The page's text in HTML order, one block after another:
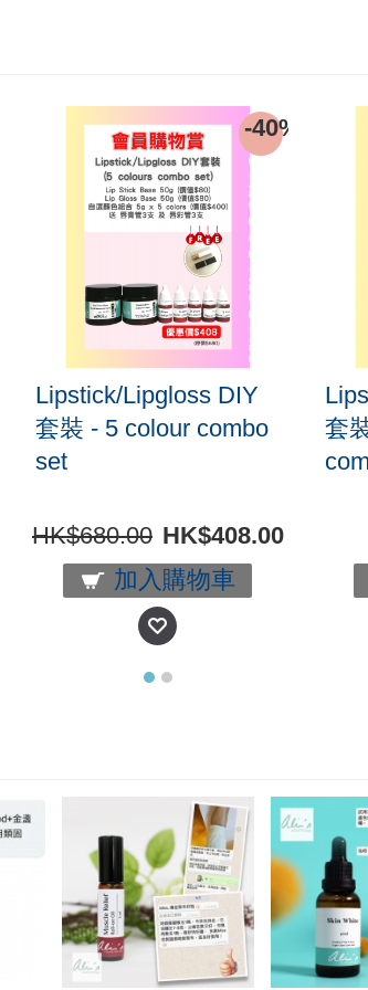
-40%
Lipstick/Lipgloss DIY
套裝 - 5 colour combo
set
HK$680.00 HK$408.00
加入購物車
套